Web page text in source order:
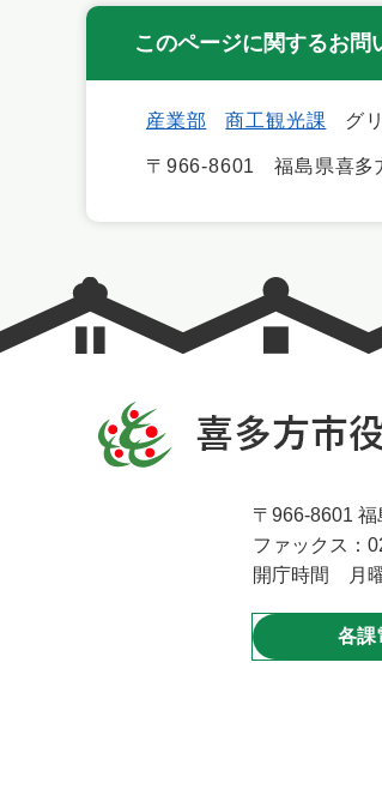
このページに関するお問
産業部 商工観光課 グ
〒966-8601 福島県喜多
〒966-8601
ファックス：
開庁時間 月曜
各課